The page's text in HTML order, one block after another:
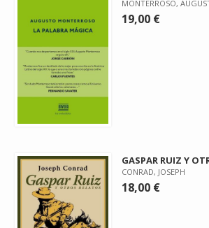
MONTERROSO,
19,00 €
GASPAR RUIZ Y
CONRAD, JOSEPH
18,00 €